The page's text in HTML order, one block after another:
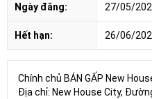
Ngày đăng: 27/05/
Hết hạn: 26/06/
Chính chủ BÁN GẤP New
Địa chỉ: New House City,